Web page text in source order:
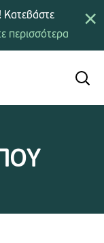
×
Κατεβάστε
περισσότερα